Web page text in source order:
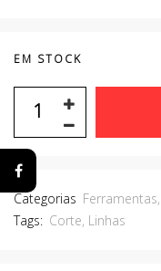
EM STOCK
Categorias Ferramentas,
Tags: Corte, Linhas